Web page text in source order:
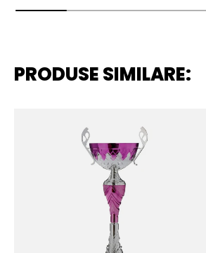
PRODUSE SIMILARE: